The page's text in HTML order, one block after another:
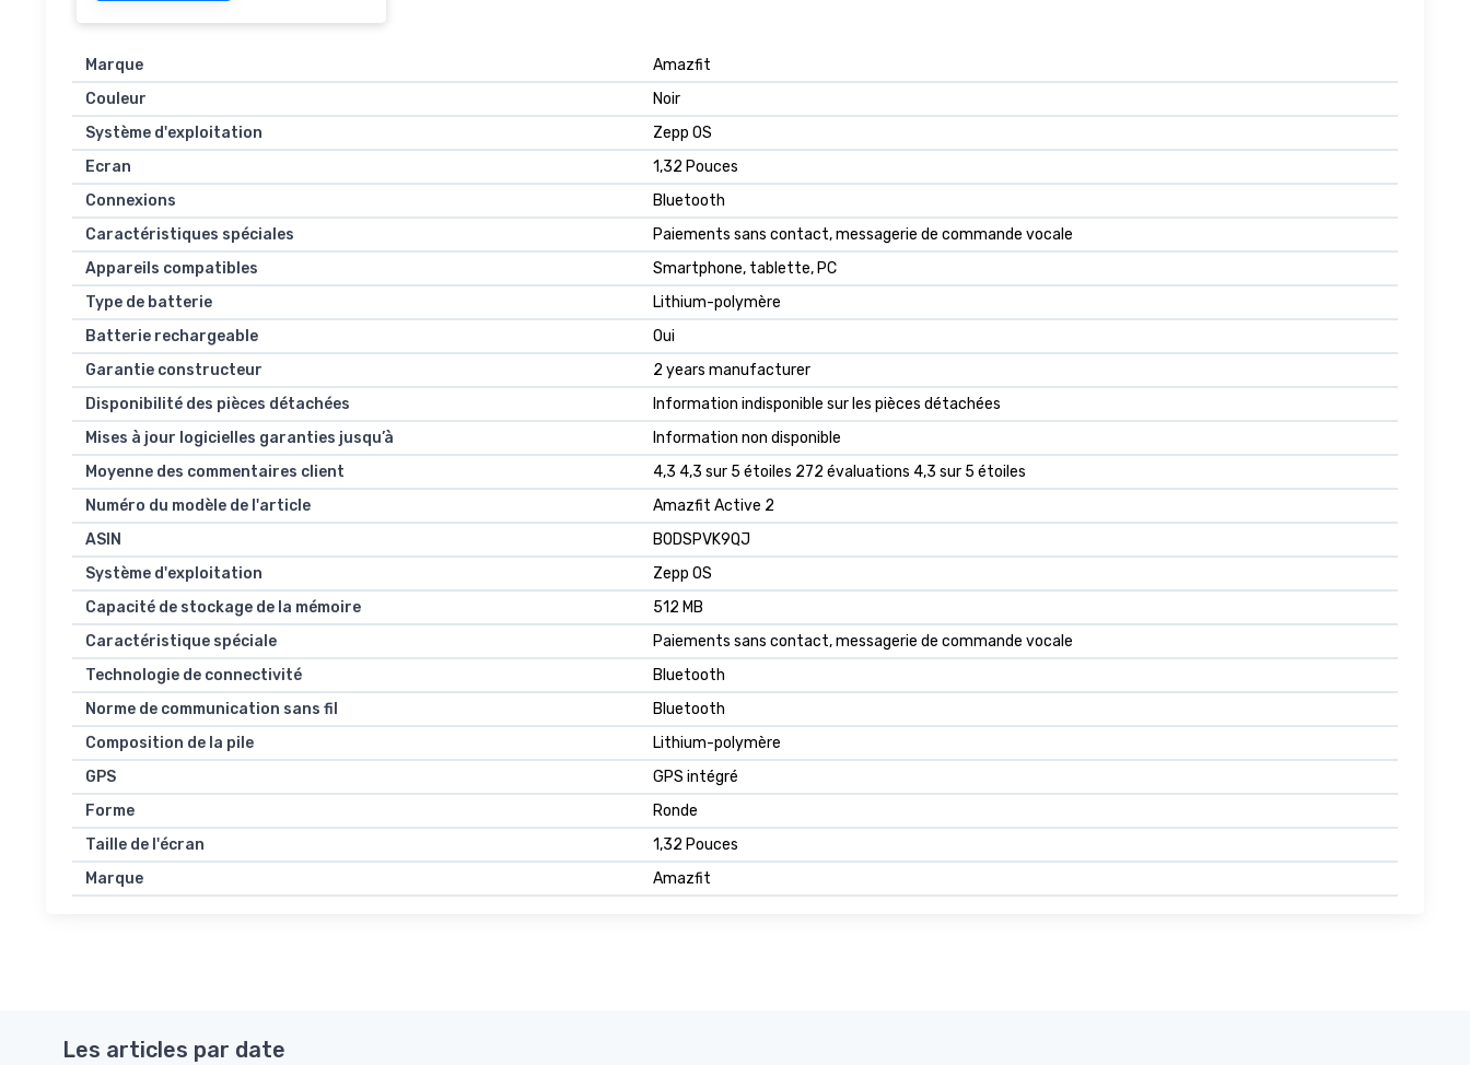
Marque
‎Amazfit
Couleur
‎Noir
Système d'exploitation
‎Zepp OS
Ecran
‎1,32 Pouces
Connexions
‎Bluetooth
Caractéristiques spéciales
‎Paiements sans contact, messagerie de commande vocale
Appareils compatibles
‎Smartphone, tablette, PC
Type de batterie
‎Lithium-polymère
Batterie rechargeable
‎Oui
Garantie constructeur
‎2 years manufacturer
Disponibilité des pièces détachées
‎Information indisponible sur les pièces détachées
Mises à jour logicielles garanties jusqu’à
‎Information non disponible
Moyenne des commentaires client
4,3 4,3 sur 5 étoiles 272 évaluations 4,3 sur 5 étoiles
Numéro du modèle de l'article
Amazfit Active 2
ASIN
B0DSPVK9QJ
Système d'exploitation
Zepp OS
Capacité de stockage de la mémoire
512 MB
Caractéristique spéciale
Paiements sans contact, messagerie de commande vocale
Technologie de connectivité
Bluetooth
Norme de communication sans fil
Bluetooth
Composition de la pile
Lithium-polymère
GPS
GPS intégré
Forme
Ronde
Taille de l'écran
1,32 Pouces
Marque
Amazfit
Les articles par date